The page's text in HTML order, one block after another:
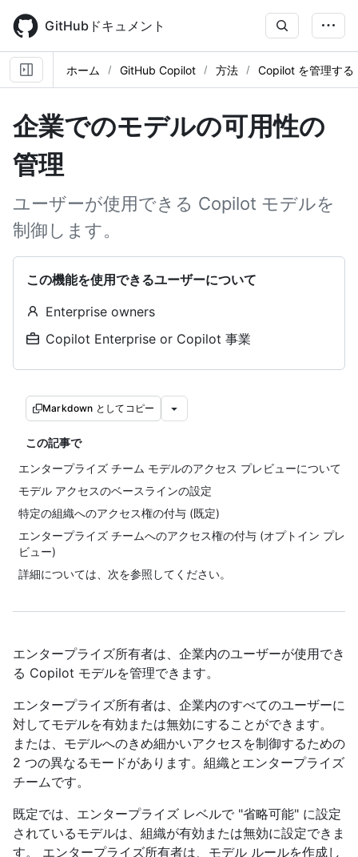
main
content
GitHubドキュメント
ホーム GitHub Copilot 方法 Copilot を管理する
企業でのモデルの可用性の
管理
ユーザーが使用できる Copilot モデルを
制御します。
この機能を使用できるユーザーについて
Enterprise owners
Copilot Enterprise or Copilot 事業
Markdown としてコピー
この記事で
エンタープライズ チーム モデルのアクセス プレビューについて
モデル アクセスのベースラインの設定
特定の組織へのアクセス権の付与 (既定)
エンタープライズ チームへのアクセス権の付与 (オプトイン プレ
ビュー)
詳細については、次を参照してください。
エンタープライズ所有者は、企業内のユーザーが使用でき
る Copilot モデルを管理できます。
エンタープライズ所有者は、企業内のすべてのユーザーに
対してモデルを有効または無効にすることができます。
または、モデルへのきめ細かいアクセスを制御するための
2 つの異なるモードがあります。組織とエンタープライズ
チームです。
既定では、エンタープライズ レベルで "省略可能" に設定
されているモデルは、組織が有効または無効に設定できま
す。 エンタープライズ所有者は、モデル ルールを作成し